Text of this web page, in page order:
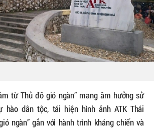
từ Thủ đô gió ngàn” mang âm hưởng sử
dân tộc, tái hiện hình ảnh ATK Thái
ngàn” gắn với hành trình kháng chiến và